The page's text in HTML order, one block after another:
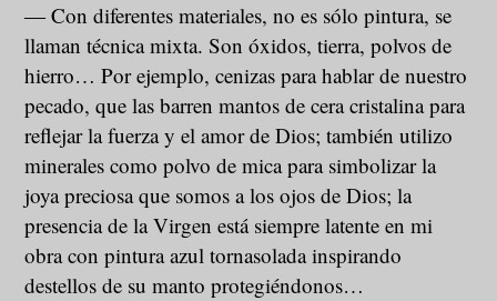
― Con diferentes materiales, no es sólo pintura, se
llaman técnica mixta. Son óxidos, tierra, polvos de
hierro… Por ejemplo, cenizas para hablar de nuestro
pecado, que las barren mantos de cera cristalina para
reflejar la fuerza y el amor de Dios; también utilizo
minerales como polvo de mica para simbolizar la
joya preciosa que somos a los ojos de Dios; la
presencia de la Virgen está siempre latente en mi
obra con pintura azul tornasolada inspirando
destellos de su manto protegiéndonos…